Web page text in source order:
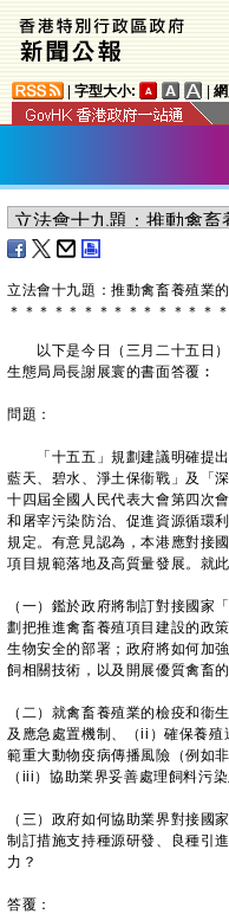
字型大小:
立法會十九題：推動禽畜養殖業
＊ ＊ ＊ ＊ ＊ ＊ ＊ ＊ ＊ ＊ ＊ ＊ ＊ ＊ ＊
以下是今日（三月二十五日）
生態局局長謝展寰的書面答覆︰
問題：
「十五五」規劃建議明確提出
藍天、碧水、淨土保衞戰」及「
十四屆全國人民代表大會第四次
和屠宰污染防治、促進資源循環
規定。有意見認為，本港應對接
項目規範落地及高質量發展。就
（一）鑑於政府將制訂對接國家
劃把推進禽畜養殖項目建設的政
生物安全的部署；政府將如何加
飼相關技術，以及開展優質禽畜
（二）就禽畜養殖業的檢疫和衞
及應急處置機制、（ii）確保養
範重大動物疫病傳播風險（例如
（iii）協助業界妥善處理飼料污
（三）政府如何協助業界對接國
制訂措施支持種源研發、良種引
力？
答覆：